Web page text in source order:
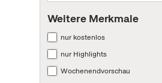
Weitere Merkmale
nur kostenlos
nur Highlights
Wochenendvorschau